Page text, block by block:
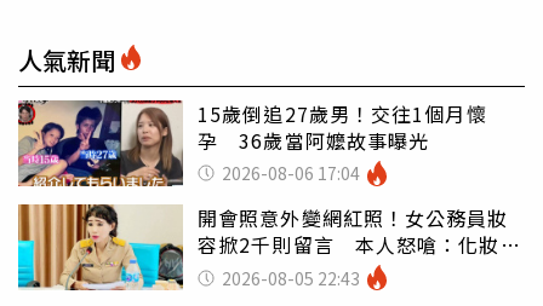
人氣新聞
15歲倒追27歲男！交往1個月懷
孕 36歲當阿嬤故事曝光
2026-08-06 17:04
開會照意外變網紅照！女公務員妝
容掀2千則留言 本人怒嗆：化妝有
錯嗎2026-08-05 22:43